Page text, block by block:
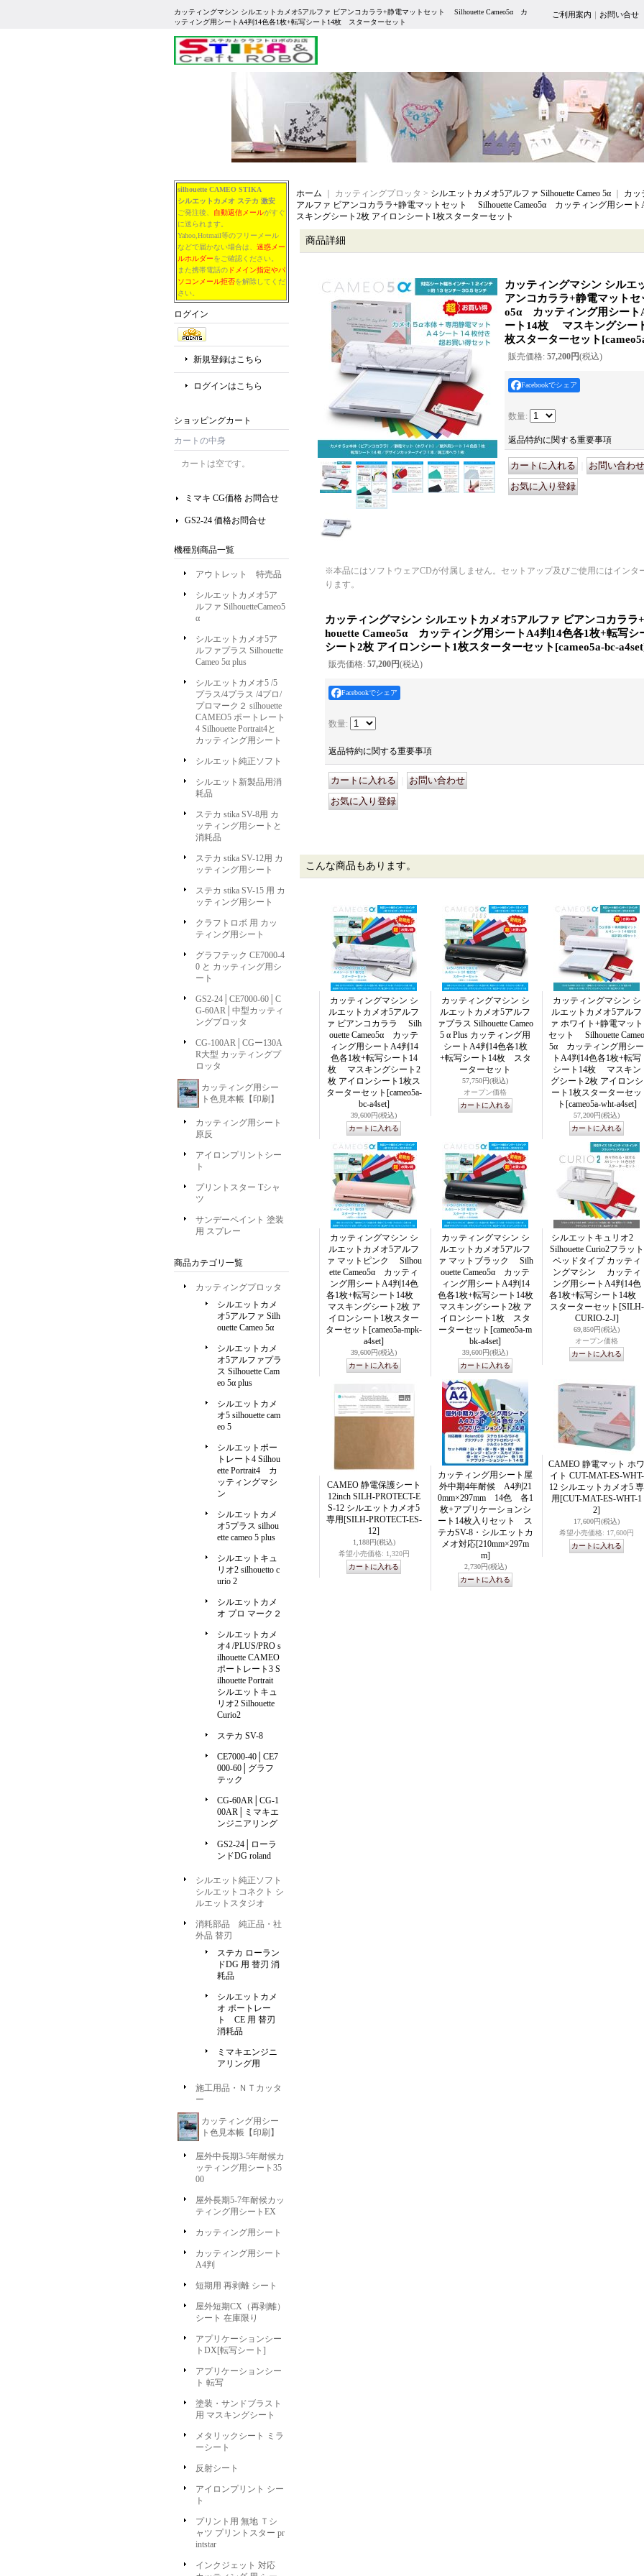
カッティングマシン シルエットカメオ5アルファ ビアンコカララ+静電マットセット Silhouette Cameo5α カ
ッティング用シートA4判14色各1枚+転写シート14枚 スターターセット
ご利用案内 ｜ お問い合せ
silhouette CAMEO STIKA
シルエットカメオ ステカ 激安
ご発注後、 自動返信メールがすぐ
に送られます。
Yahoo,Hotmail等のフリーメール
などで届かない場合は、 迷惑メー
ルホルダーをご確認ください。
また携帯電話の ドメイン指定やパ
ソコンメール拒否を解除してくだ
さい。
ログイン
新規登録はこちら
ログインはこちら
ショッピングカート
カートの中身
カートは空です。
ミマキ CG価格 お問合せ
GS2-24 価格お問合せ
機種別商品一覧
アウトレット 特売品
シルエットカメオ5ア
ルファ SilhouetteCameo5
α
シルエットカメオ5ア
ルファプラス Silhouette
Cameo 5α plus
シルエットカメオ5 /5
プラス/4プラス /4プロ/
プロマーク２ silhouette
CAMEO5 ポートレート
4 Silhouette Portrait4と
カッティング用シート
シルエット純正ソフト
シルエット新製品用消
耗品
ステカ stika SV-8用 カ
ッティング用シートと
消耗品
ステカ stika SV-12用 カ
ッティング用シート
ステカ stika SV-15 用 カ
ッティング用シート
クラフトロボ 用 カッ
ティング用シート
グラフテック CE7000-4
0 と カッティング用シ
ート
GS2-24│CE7000-60│C
G-60AR│中型カッティ
ングプロッタ
CG-100AR│CGー130A
R大型 カッティングプ
ロッタ
カッティング用シー
ト色見本帳【印刷】
カッティング用シート
原反
アイロンプリントシー
ト
プリントスター Tシャ
ツ
サンデーペイント 塗装
用 スプレー
商品カテゴリ一覧
カッティングプロッタ
シルエットカメ
オ5アルファ Silh
ouette Cameo 5α
シルエットカメ
オ5アルファプラ
ス Silhouette Cam
eo 5α plus
シルエットカメ
オ5 silhouette cam
eo 5
シルエットポー
トレート4 Silhou
ette Portrait4 カ
ッティングマシ
ン
シルエットカメ
オ5プラス silhou
ette cameo 5 plus
シルエットキュ
リオ2 silhouetto c
urio 2
シルエットカメ
オ プロ マーク２
シルエットカメ
オ4 /PLUS/PRO s
ilhouette CAMEO
ポートレート3 S
ilhouette Portrait
シルエットキュ
リオ2 Silhouette
Curio2
ステカ SV-8
CE7000-40│CE7
000-60│グラフ
テック
CG-60AR│CG-1
00AR│ミマキエ
ンジニアリング
GS2-24│ローラ
ンドDG roland
シルエット純正ソフト
シルエットコネクト シ
ルエットスタジオ
消耗部品 純正品・社
外品 替刃
ステカ ローラン
ドDG 用 替刃 消
耗品
シルエットカメ
オ ポートレー
ト CE 用 替刃
消耗品
ミマキエンジニ
アリング用
施工用品・ＮＴカッタ
ー
カッティング用シー
ト色見本帳【印刷】
屋外中長期3-5年耐候カ
ッティング用シート35
00
屋外長期5-7年耐候カッ
ティング用シートEX
カッティング用シート
カッティング用シート
A4判
短期用 再剥離 シート
屋外短期CX（再剥離）
シート 在庫限り
アプリケーションシー
トDX[転写シート]
アプリケーションシー
ト 転写
塗装・サンドブラスト
用 マスキングシート
メタリックシート ミラ
ーシート
反射シート
アイロンプリント シー
ト
プリント用 無地 Ｔシ
ャツ プリントスター pr
intstar
インクジェット 対応
ホーム ｜ カッティングプロッタ > シルエットカメオ5アルファ Silhouette Cameo 5α
カッ
アルファ ビアンコカララ+静電マットセット Silhouette Cameo5α カッティング用シー
スキングシート2枚 アイロンシート1枚スターターセット
商品詳細
カッティングマシン シルエ
アンコカララ+静電マット
o5α カッティング用シート
ート14枚 マスキングシー
枚スターターセット [
販売価格: 57,200円(税込)
Facebookでシェア
数量:
返品特約に関する重要事項
※本品にはソフトウェアCDが付属しません。セットアップ及びご使用にはインタ
ります。
カッティングマシン シルエットカメオ5アルファ ビアンコカラ
houette Cameo5α カッティング用シートA4判14色各1枚+転写
シート2枚 アイロンシート1枚スターターセット [cameo5a-bc-a4set
販売価格: 57,200円(税込)
Facebookでシェア
数量:
返品特約に関する重要事項
こんな商品もあります。
カッティングマシン シ
ルエットカメオ5アルフ
ァ ビアンコカララ Silh
ouette Cameo5α カッテ
ィング用シートA4判14
色各1枚+転写シート14
枚 マスキングシート2
枚 アイロンシート1枚ス
ターターセット [cameo5a-
bc-a4set]
39,600円(税込)
カッティングマシン シ
ルエットカメオ5アルフ
ァプラス Silhouette Cameo
5 α Plus カッティング用
シートA4判14色各1枚
+転写シート14枚 スタ
ーターセット
57,750円(税込)
オープン価格
カッティングマシン シ
ルエットカメオ5アルフ
ァ ホワイト+静電マット
セット Silhouette Cameo
5α カッティング用シー
トA4判14色各1枚+転写
シート14枚 マスキン
グシート2枚 アイロンシ
ート1枚スターターセッ
ト [cameo5a-wht-a4set]
57,200円(税込)
カッティングマシン シ
ルエットカメオ5アルフ
ァ マットピンク Silhou
ette Cameo5α カッティ
ング用シートA4判14色
各1枚+転写シート14枚
マスキングシート2枚 ア
イロンシート1枚スター
ターセット [cameo5a-mpk-
a4set]
39,600円(税込)
カッティングマシン シ
ルエットカメオ5アルフ
ァ マットブラック Silh
ouette Cameo5α カッテ
ィング用シートA4判14
色各1枚+転写シート14枚
マスキングシート2枚 ア
イロンシート1枚 スタ
ーターセット [cameo5a-m
bk-a4set]
39,600円(税込)
シルエットキュリオ2
Silhouette Curio2フラット
ベッドタイプ カッティ
ングマシン カッティ
ング用シートA4判14色
各1枚+転写シート14枚
スターターセット [SILH-
CURIO-2-J]
69,850円(税込)
オープン価格
CAMEO 静電保護シート
12inch SILH-PROTECT-E
S-12 シルエットカメオ5
専用 [SILH-PROTECT-ES-
12]
1,188円(税込)
希望小売価格: 1,320円
カッティング用シート屋
外中期4年耐候 A4判21
0mm×297mm 14色 各1
枚+アプリケーションシ
ート14枚入りセット ス
テカSV-8・シルエットカ
メオ対応[210mm×297m
m]
2,730円(税込)
CAMEO 静電マット ホワ
イト CUT-MAT-ES-WHT-
12 シルエットカメオ5 専
用 [CUT-MAT-ES-WHT-1
2]
17,600円(税込)
希望小売価格: 17,600円